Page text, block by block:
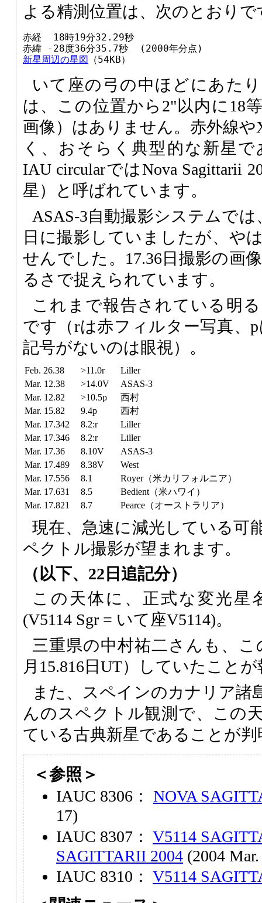
よる精測位置は、次のとおりで
赤経  18時19分32.29秒
新星周辺の星図 （54KB）
いて座の弓の中ほどにあた
は、この位置から2"以内に18
画像）はありません。赤外線
く、おそらく典型的な新星
IAU circularではNova Sagittarii
星）と呼ばれています。
ASAS-3自動撮影システムでは
日に撮影していましたが、や
せんでした。17.36日撮影の画
るさで捉えられています。
これまで報告されている明
です（rは赤フィルター写真、
記号がないのは眼視）。
Feb. 26.38 >11.0r
Liller
Mar. 12.38
>14.0V
ASAS-3
Mar. 12.82
>10.5p
西村
Mar. 15.82
9.4p
西村
Mar. 17.342
8.2:r
Liller
Mar. 17.346
8.2:r
Liller
Mar. 17.36
8.10V
ASAS-3
Mar. 17.489
8.38V
West
Mar. 17.556
8.1
Royer（米カリフォルニア）
Mar. 17.631
8.5
Bedient（米ハワイ）
Mar. 17.821
8.7 Pearce（オーストラリア）
現在、急速に減光している可
ペクトル撮影が望まれます。
（以下、22日追記分）
この天体に、正式な変光星
(V5114 Sgr = いて座V5114)。
三重県の中村祐二さんも、
月15.816日UT）していたこと
また、スペインのカナリア諸
んのスペクトル観測で、この
ている古典新星であることが
＜参照＞
IAUC 8306： NOVA
17)
IAUC 8307： V5114
SAGITTARII 2004 (2004
IAUC 8310： V5114